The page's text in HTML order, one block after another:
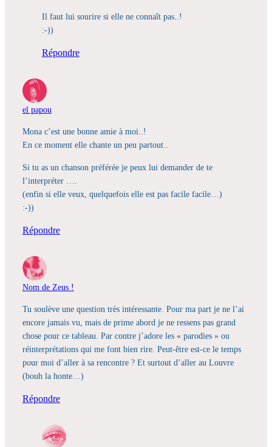
Il faut lui sourire si elle ne connaît pas..!
:-))
Répondre
el papou
Mona c’est une bonne amie à moi..!
En ce moment elle chante un peu partout..
Si tu as un chanson préférée je peux lui demander de te
l’interpréter ….
(enfin si elle veux, quelquefois elle est pas facile facile…)
:-))
Répondre
Nom de Zeus !
Tu soulève une question très intéressante. Pour ma part je ne l’ai
encore jamais vu, mais de prime abord je ne ressens pas grand
chose pour ce tableau. Par contre j’adore les « parodies » ou
réinterprétations qui me font bien rire. Peut-être est-ce le temps
pour moi d’aller à sa rencontre ? Et surtout d’aller au Louvre
(bouh la honte…)
Répondre